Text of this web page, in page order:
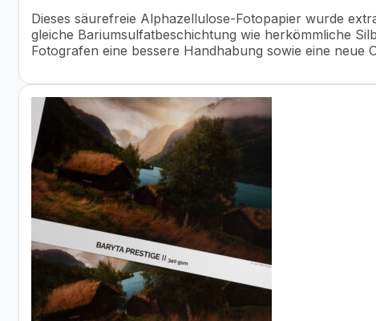
Dieses säurefreie Alphazellulose-Fotopapier wurde
gleiche Bariumsulfatbeschichtung wie herkömmliche
Fotografen eine bessere Handhabung sowie eine neue